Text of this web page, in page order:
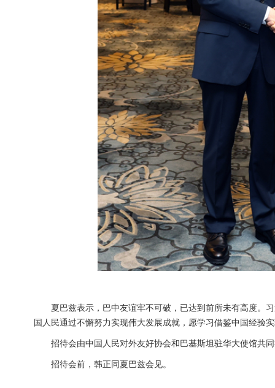
夏巴兹表示，巴中友谊牢不可破，已达到前所未有高度。
国人民通过不懈努力实现伟大发展成就，愿学习借鉴中国经验
招待会由中国人民对外友好协会和巴基斯坦驻华大使馆共
招待会前，韩正同夏巴兹会见。